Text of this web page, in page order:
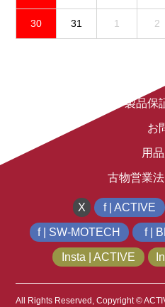
30 31 1 2
プライバ
製品保
お
用
古物営業
X f | ACTIVE
f | SW-MOTECH f |
Insta | ACTIVE
All Rights Reserved, Copyright ©